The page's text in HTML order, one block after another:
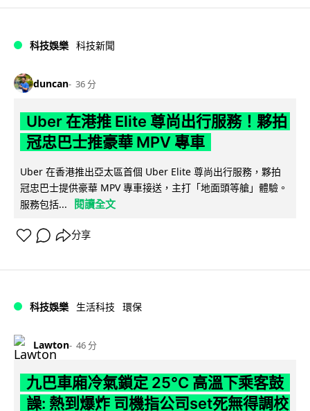
科技娛樂 科技新聞
duncan 36 分
Uber 在港推 Elite 尊尚出行服務！夥拍
冠忠巴士推豪華 MPV 專車
Uber 在香港推出亞太區首個 Uber Elite 尊尚出行服務，夥拍
冠忠巴士提供豪華 MPV 專車接送，主打「地面頭等艙」體驗。
服務包括...
閱讀全文
分享
科技娛樂 生活科技 環保
Lawton 46 分
九巴車廂冷氣鎖定 25°C 高溫下乘客鼓
譟: 熱到爆炸 司機指公司set死無得調校